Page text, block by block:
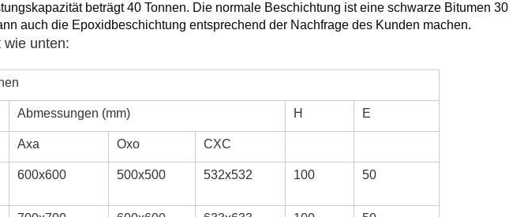
beträgt 40 Tonnen. Die normale Beschichtung ist eine schwarze Bitumen 30
auch die Epoxidbeschichtung entsprechend der Nachfrage des Kunden machen.
wie unten:
Abmessungen (mm) H E
Axa Oxo CXC
600x600 500x500 532x532 100 50